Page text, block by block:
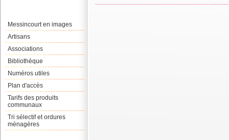
Messincourt en images
Artisans
Associations
Bibliothèque
Numéros utiles
Plan d'accès
Tarifs des produits
communaux
Tri sélectif et ordures
ménagères